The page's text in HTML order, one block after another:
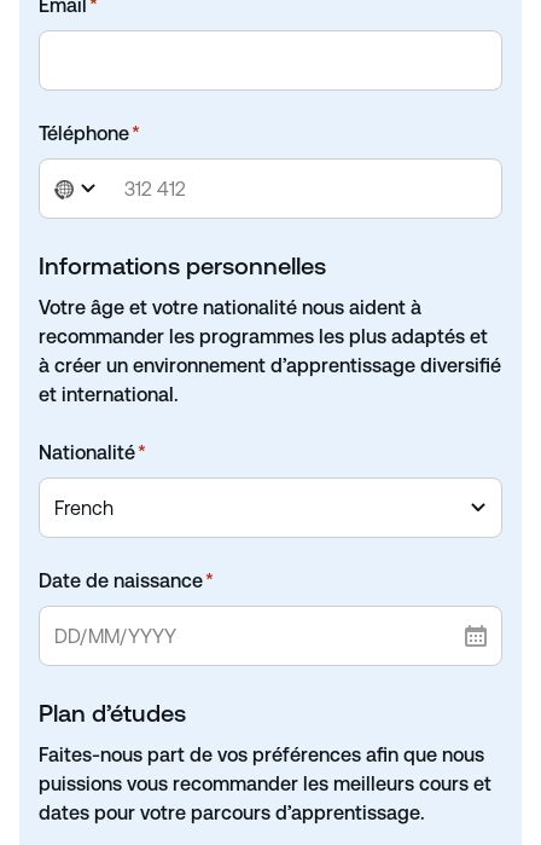
Email *
Téléphone*
N
o
o
u
n
t
r
s
e
l
e
c
e
Informations personnelles
Votre âge et votre nationalité nous aident à
recommander les programmes les plus adaptés et
à créer un environnement d’apprentissage diversifié
et international.
Nationalité*
Date de naissance*
Plan d’études
Faites-nous part de vos préférences afin que nous
puissions vous recommander les meilleurs cours et
dates pour votre parcours d’apprentissage.